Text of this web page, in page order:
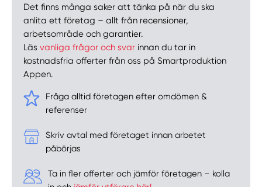
Det finns många saker att tänka på när du ska
anlita ett företag – allt från recensioner,
arbetsområde och garantier.
Läsvanliga frågor och svar innan du tar in
kostnadsfria offerter från oss på Smartproduktion
Appen.
Fråga alltid företagen efter omdömen &
referenser
Skriv avtal med företaget innan arbetet
påbörjas
Ta in fler offerter och jämför företagen – kolla